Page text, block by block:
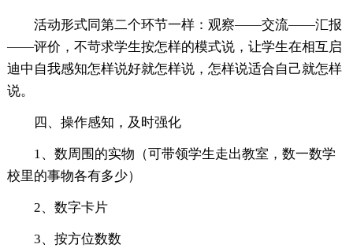
活动形式同第二个环节一样：观察——交流——汇报
——评价，不苛求学生按怎样的模式说，让学生在相互启
迪中自我感知怎样说好就怎样说，怎样说适合自己就怎样
说。
四、操作感知，及时强化
1、数周围的实物（可带领学生走出教室，数一数学
校里的事物各有多少）
2、数字卡片
3、按方位数数